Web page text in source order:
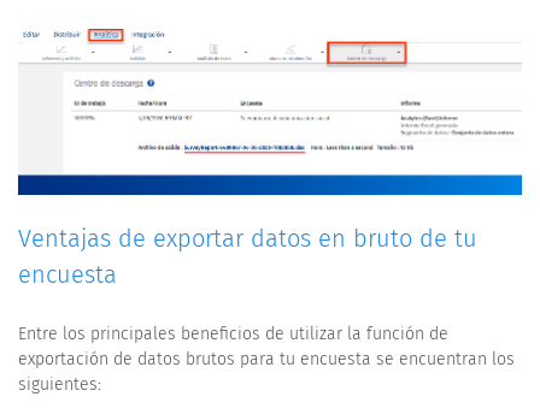
Ventajas de exportar datos en bruto de tu
encuesta
Entre los principales beneficios de utilizar la función de
exportación de datos brutos para tu encuesta se encuentran los
siguientes: